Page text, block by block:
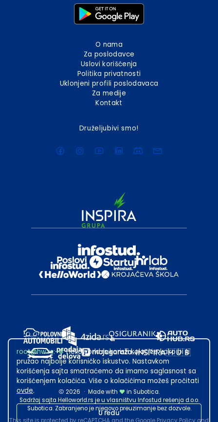
O nama
Za poslodavce
Uslovi korišćenja
Politika privatnosti
Uklonjeni profili poslodavaca
Za medije
Kontakt
Druželjubivi smo!
2026 · Made with
in Subotica.
Sadržaj sajta Helloworld.rs je u vlasništvu Infostud rešenja d.o.o.
Subotica. Zabranjeno je njegovo preuzimanje bez dozvole.
root@hw.rs:~#Helloworld.rs koristi kolačiće kako bi ti
pružao najbolje korisničko iskustvo. Nastavkom
korišćenja sajta smatraćemo da imamo saglasnost sa
korišćenjem kolačića. Više o kolačićima možeš pročitati
ovde.
U redu